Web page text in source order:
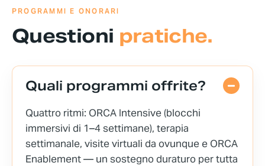
PROGRAMMI E ONORARI
Questioni pratiche.
Quali programmi offrite?
Quattro ritmi: ORCA Intensive (blocchi
immersivi di 1–4 settimane), terapia
settimanale, visite virtuali da ovunque e ORCA
Enablement — un sostegno duraturo per tutta